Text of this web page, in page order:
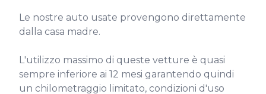
Le nostre auto usate provengono direttamente
dalla casa madre.
L'utilizzo massimo di queste vetture è quasi
sempre inferiore ai 12 mesi garantendo quindi
un chilometraggio limitato, condizioni d'uso